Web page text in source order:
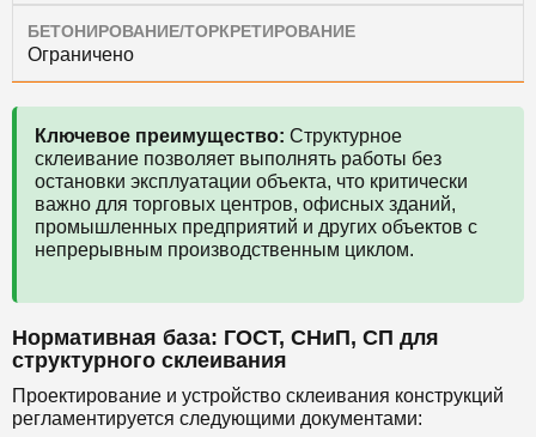
БЕТОНИРОВАНИЕ/ТОРКРЕТИРОВАНИЕ
Ограничено
Ключевое преимущество: Структурное
склеивание позволяет выполнять работы без
остановки эксплуатации объекта, что критически
важно для торговых центров, офисных зданий,
промышленных предприятий и других объектов с
непрерывным производственным циклом.
Нормативная база: ГОСТ, СНиП, СП для
структурного склеивания
Проектирование и устройство склеивания конструкций
регламентируется следующими документами: